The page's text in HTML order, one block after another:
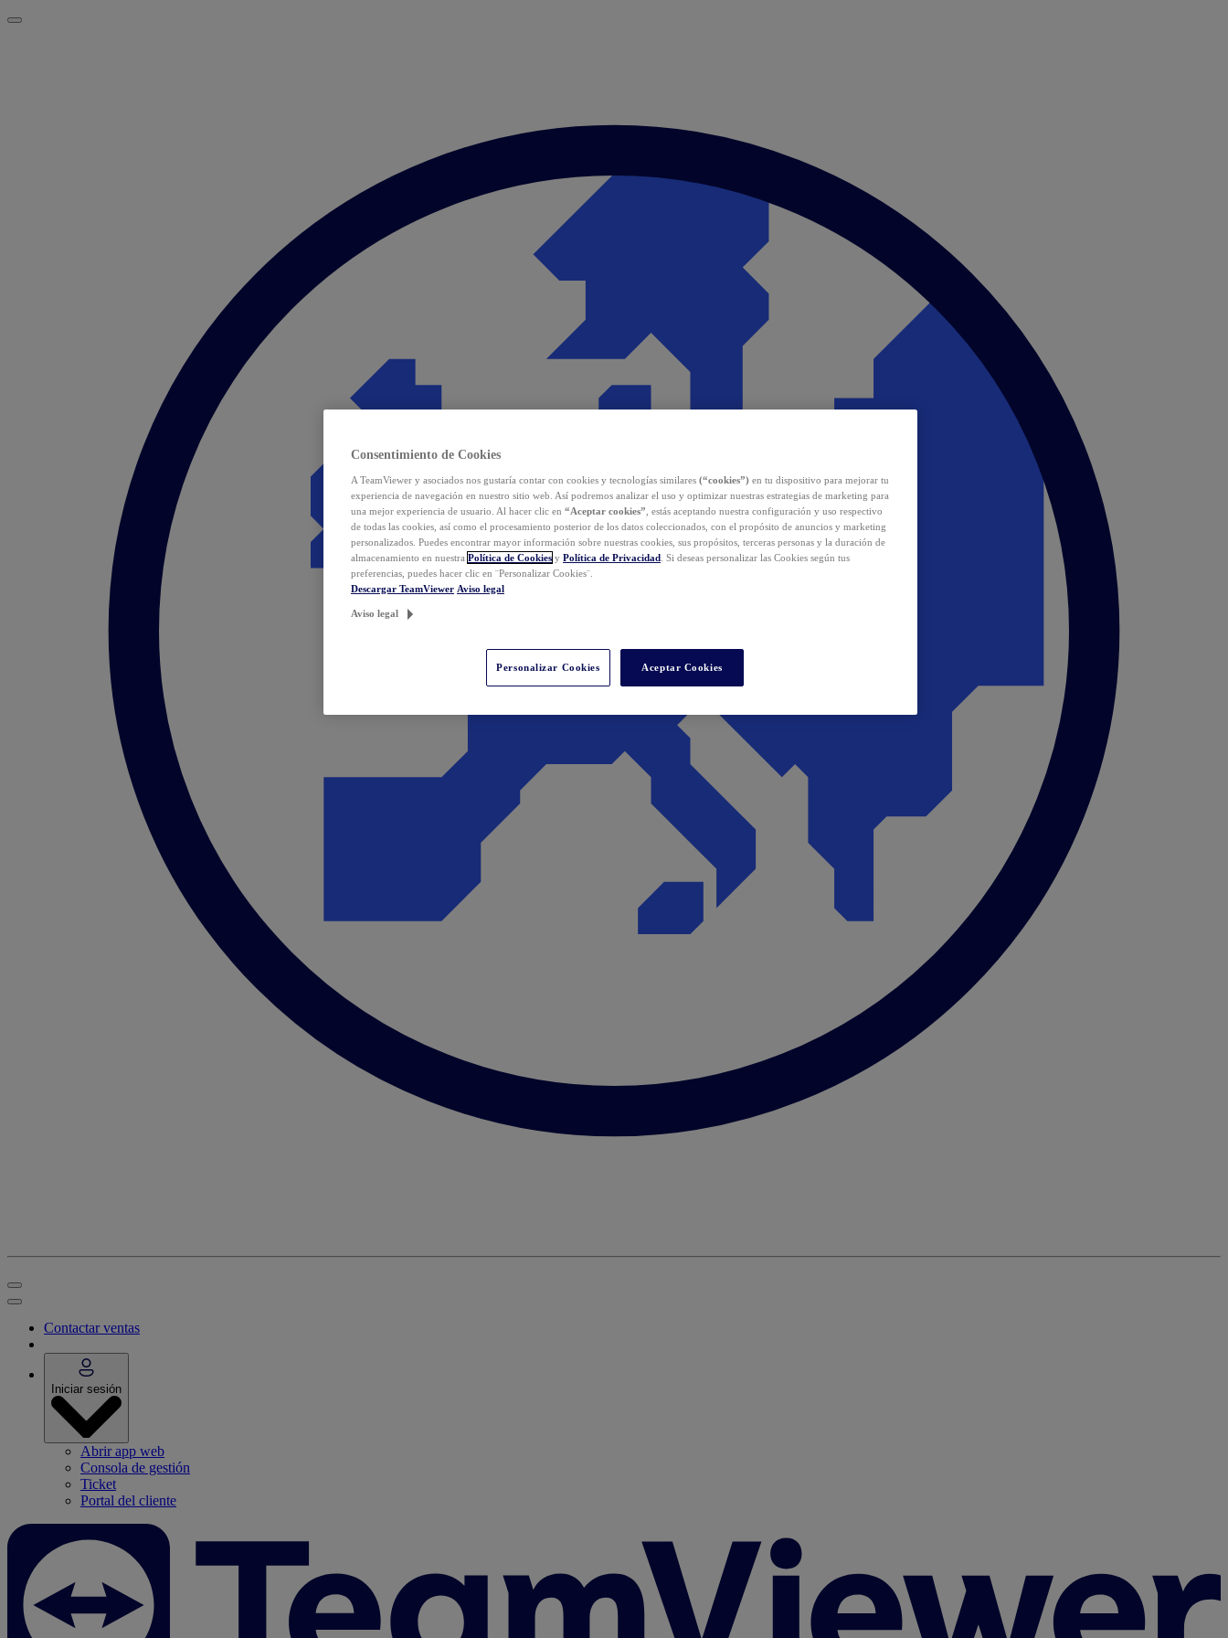
Contactar ventas
Iniciar sesión
Abrir app web
Consola de gestión
Ticket
Portal del cliente
Consentimiento de Cookies
A TeamViewer y asociados nos gustaría contar con cookies y tecnologías similares (“cookies”) en tu dispositivo para mejorar tu
experiencia de navegación en nuestro sitio web. Así podremos analizar el uso y optimizar nuestras estrategias de marketing para
una mejor experiencia de usuario. Al hacer clic en “Aceptar cookies” , estás aceptando nuestra configuración y uso respectivo
de todas las cookies, así como el procesamiento posterior de los datos coleccionados, con el propósito de anuncios y marketing
personalizados. Puedes encontrar mayor información sobre nuestras cookies, sus propósitos, terceras personas y la duración de
almacenamiento en nuestra Política de Cookies y Política de Privacidad . Si deseas personalizar las Cookies según tus
preferencias, puedes hacer clic en ¨Personalizar Cookies¨.
Descargar TeamViewer Aviso legal
Aviso legal
Personalizar Cookies Aceptar Cookies